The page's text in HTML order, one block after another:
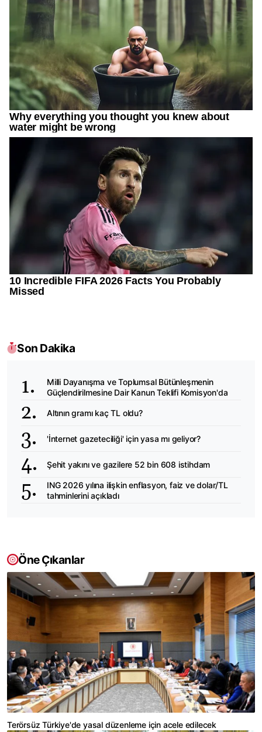
Son Dakika
Milli Dayanışma ve Toplumsal Bütünleşmenin
Güçlendirilmesine Dair Kanun Teklifi Komisyon'da
Altının gramı kaç TL oldu?
'İnternet gazeteciliği' için yasa mı geliyor?
Şehit yakını ve gazilere 52 bin 608 istihdam
ING 2026 yılına ilişkin enflasyon, faiz ve dolar/TL
tahminlerini açıkladı
Öne Çıkanlar
Terörsüz Türkiye'de yasal düzenleme için acele edilecek